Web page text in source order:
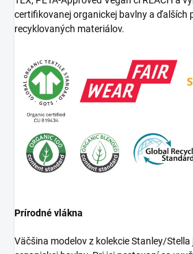
certifikovanej organickej bavlny a ďalších
recyklovaných materiálov.
Prírodné vlákna
Väčšina modelov z kolekcie Stanley/Stella